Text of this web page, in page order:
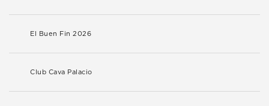
El Buen Fin 2026
Club Cava Palacio